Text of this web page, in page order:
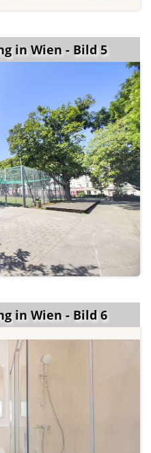
in Wien - Bild 5
in Wien - Bild 6